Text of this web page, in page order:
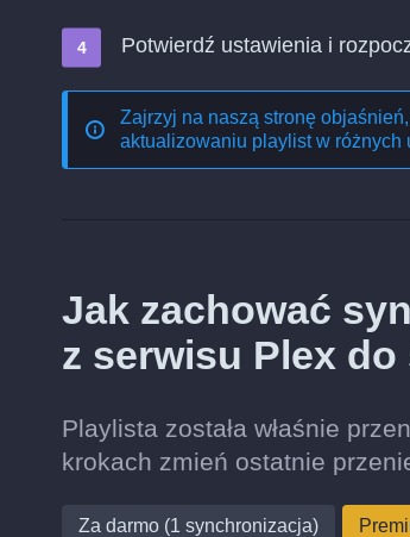
Potwierdź ustawienia i
Zajrzyj na naszą stronę
aktualizowaniu playlist w różnych
Jak zachować
z serwisu Plex
Playlista została właśnie
krokach zmień ostatnie
Za darmo (1 synchronizacja)